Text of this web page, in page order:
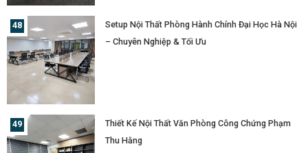
Setup Nội Thất Phòng Hành Chính Đại Học Hà Nội
– Chuyên Nghiệp & Tối Ưu
Thiết Kế Nội Thất Văn Phòng Công Chứng Phạm
Thu Hằng